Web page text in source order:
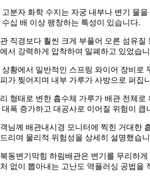
고분자 화학 수지는 자궁 내부나 변기 물
수십 배 이상 팽창하는 특성이 있습니다.
직경보다 훨씬 크게 부풀어 오른 섬유질
서 강력하게 압착하여 밀폐하고 있었습
상황에서 일반적인 스프링 와이어 장비로
가 찢어지며 내부 가루가 사방으로 퍼집
형태로 변한 흡수체 가루가 배관 전체로
대폭 증가하고 대공사로 이어질 위험이 큽
님께 배관내시경 모니터에 찍힌 거대한
리며 물리적 위험성을 상세히 설명했습
동변기막힘 하림배관은 변기를 무리하
없이 뽑아내는 고난도 역플러싱 공법을